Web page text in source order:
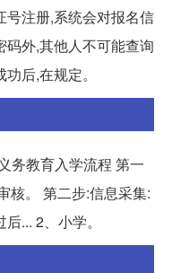
号注册,系统会对报名信
外,其他人不可能查询
后,在规定。
务教育入学流程 第一
核。 第二步:信息采集:
... 2、小学。